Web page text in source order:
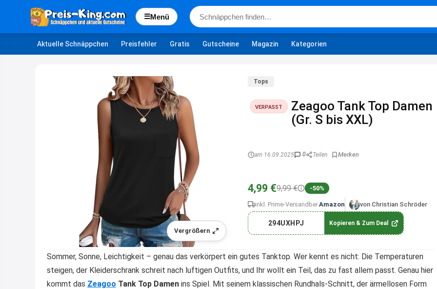
☰Menü
Aktuelle Schnäppchen Preisfehler Gratis Gutscheine Magazin Kategorien
Vergrößern
Tops
VERPASST
Zeagoo Tank Top Damen
(Gr. S bis XXL)
am 16.09.2025 0 Teilen
4,99 €9,99 € -50%
inkl. Prime-Versand bei Amazon von Christian Schröder
294UXHPJ Kopieren & Zum Deal
Sommer, Sonne, Leichtigkeit – genau das verkörpert ein gutes Tanktop. Wer kennt es nicht: Die Temperaturen
steigen, der Kleiderschrank schreit nach luftigen Outfits, und Ihr wollt ein Teil, das zu fast allem passt. Genau hier
kommt das Zeagoo Tank Top Damen ins Spiel. Mit seinem klassischen Rundhals-Schnitt, der ärmellosen Form